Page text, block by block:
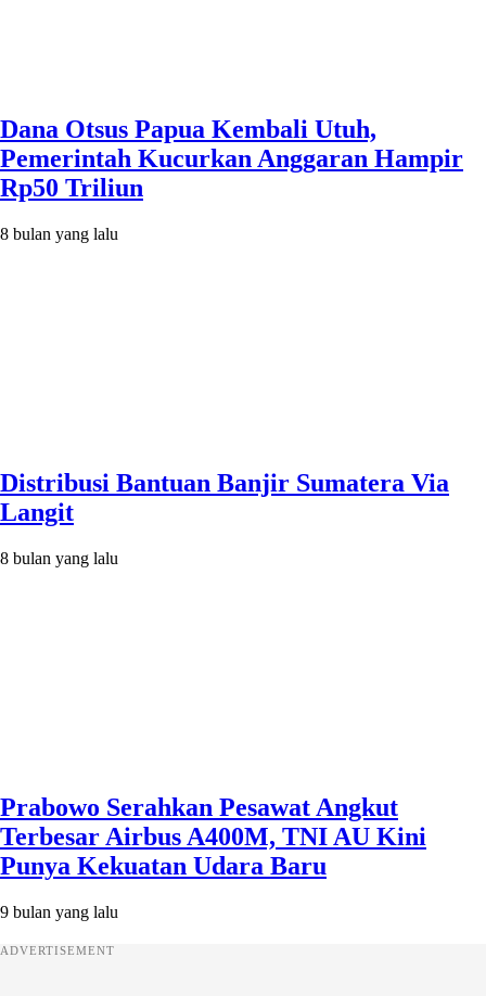
Dana Otsus Papua Kembali Utuh,
Pemerintah Kucurkan Anggaran Hampir
Rp50 Triliun
8 bulan yang lalu
Distribusi Bantuan Banjir Sumatera Via
Langit
8 bulan yang lalu
Prabowo Serahkan Pesawat Angkut
Terbesar Airbus A400M, TNI AU Kini
Punya Kekuatan Udara Baru
9 bulan yang lalu
ADVERTISEMENT